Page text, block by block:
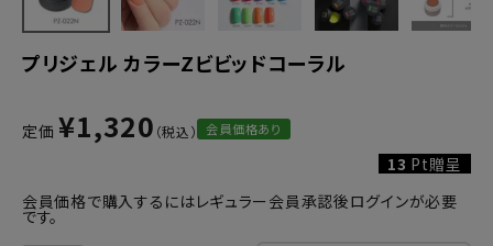
プリジェル カラーZビビッドコーラル
定価 ¥1,320 会員価格あり
13 Pt贈呈
会員価格で購入するにはレギュラー会員承認後ログインが必要
です。